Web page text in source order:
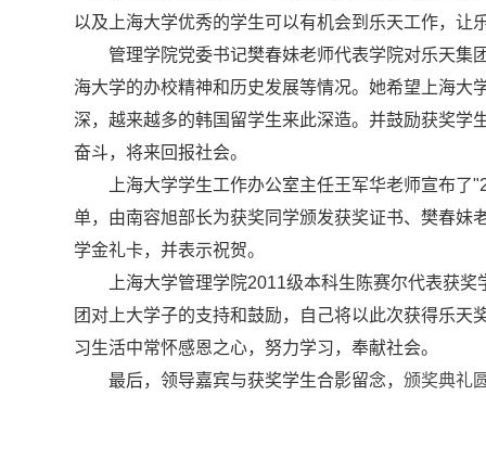
以及上海大学优秀的学生可以有机会到乐天工作，让
管理学院党委书记樊春妹老师代表学院对乐天集
海大学的办校精神和历史发展等情况。她希望上海大
深，越来越多的韩国留学生来此深造。并鼓励获奖学
奋斗，将来回报社会。
上海大学学生工作办公室主任王军华老师宣布了
单，由南容旭部长为获奖同学颁发获奖证书、樊春妹
学金礼卡，并表示祝贺。
上海大学管理学院2011级本科生陈赛尔代表获
团对上大学子的支持和鼓励，自己将以此次获得乐天
习生活中常怀感恩之心，努力学习，奉献社会。
最后，领导嘉宾与获奖学生合影留念， 颁奖典礼